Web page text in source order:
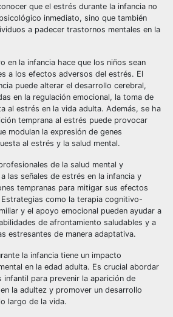
que el estrés durante la infancia no
inmediato, sino que también
a padecer trastornos mentales en la
en la infancia hace que los niños sean
a los efectos adversos del estrés. El
puede alterar el desarrollo cerebral,
en la regulación emocional, la toma de
al estrés en la vida adulta. Además, se ha
temprana al estrés puede provocar
modulan la expresión de genes
al estrés y la salud mental.
de la salud mental y
las señales de estrés en la infancia y
tempranas para mitigar sus efectos
como la terapia cognitivo-
y el apoyo emocional pueden ayudar a
de afrontamiento saludables y a
estresantes de manera adaptativa.
la infancia tiene un impacto
en la edad adulta. Es crucial abordar
infantil para prevenir la aparición de
la adultez y promover un desarrollo
largo de la vida.